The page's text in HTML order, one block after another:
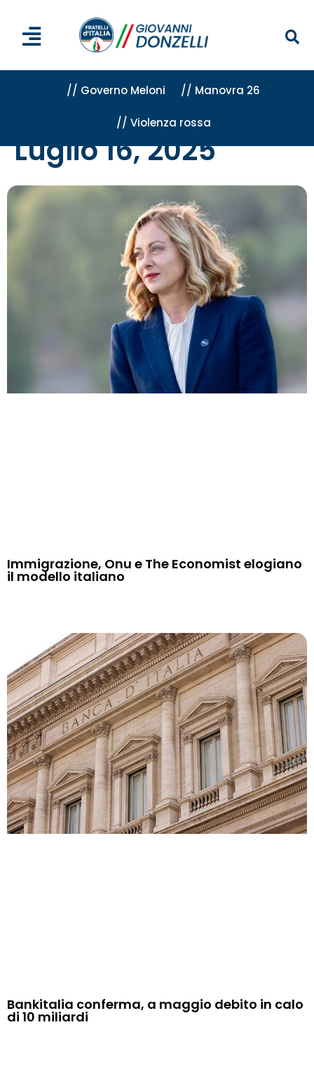
// Governo Meloni // Manovra 26
// Violenza rossa
Archivi per 16 Luglio 2025
Luglio 16, 2025
Immigrazione, Onu e The Economist elogiano
il modello italiano
Bankitalia conferma, a maggio debito in calo
di 10 miliardi